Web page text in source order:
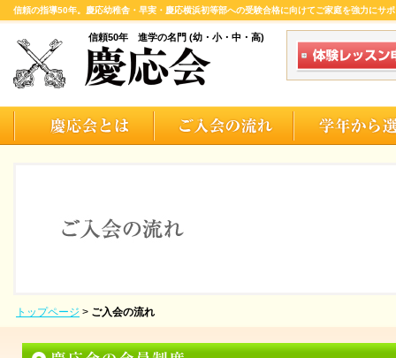
信頼の指導50年。慶応幼稚舎・早実・慶応横浜初等部への受験合格に向けてご家庭を強力にサ
信頼50年 進学の名門 (幼・小・中・高)
トップページ > ご入会の流れ